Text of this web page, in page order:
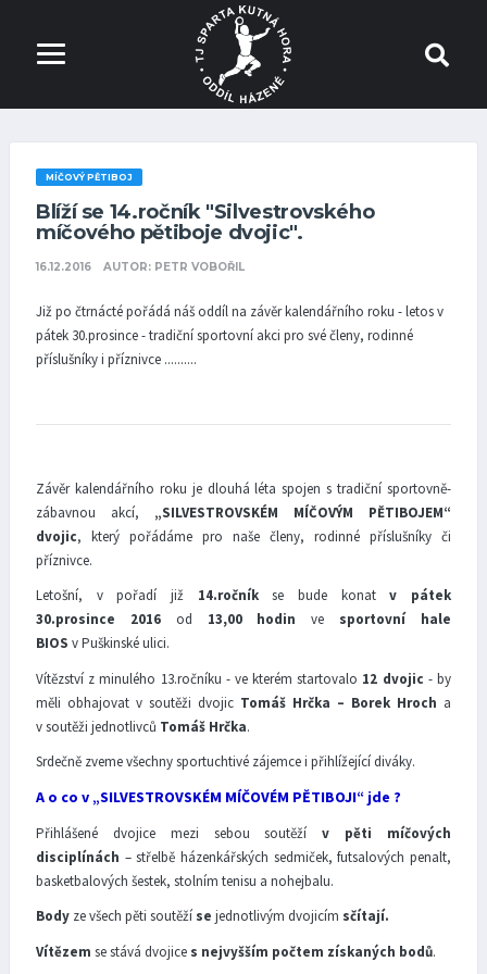
MÍČOVÝ PĚTIBOJ
Blíží se 14.ročník "Silvestrovského
míčového pětiboje dvojic".
16.12.2016 AUTOR: PETR VOBOŘIL
Již po čtrnácté pořádá náš oddíl na závěr kalendářního roku - letos v
pátek 30.prosince - tradiční sportovní akci pro své členy, rodinné
příslušníky i příznivce ..........
Závěr kalendářního roku je dlouhá léta spojen s tradiční sportovně-
zábavnou akcí, „SILVESTROVSKÉM MÍČOVÝM PĚTIBOJEM“
dvojic, který pořádáme pro naše členy, rodinné příslušníky či
příznivce.
Letošní, v pořadí již 14.ročníkse bude konatv pátek
30.prosince
2016od 13,00 hodin ve sportovní hale
BIOS v Puškinské ulici.
Vítězství z minulého 13.ročníku - ve kterém startovalo 12 dvojic - by
měli obhajovat v soutěži dvojic Tomáš Hrčka – Borek Hroch a
v soutěži jednotlivců Tomáš Hrčka.
Srdečně zveme všechny sportuchtivé zájemce i přihlížející diváky.
A o co v „SILVESTROVSKÉM MÍČOVÉM PĚTIBOJI“ jde ?
Přihlášené dvojice mezi sebou soutěžív pěti míčových
disciplínách – střelbě házenkářských sedmiček, futsalových penalt,
basketbalových šestek, stolním tenisu a nohejbalu.
Body ze všech pěti soutěží se jednotlivým dvojicím sčítají.
Vítězem se stává dvojice s nejvyšším počtem získaných bodů.